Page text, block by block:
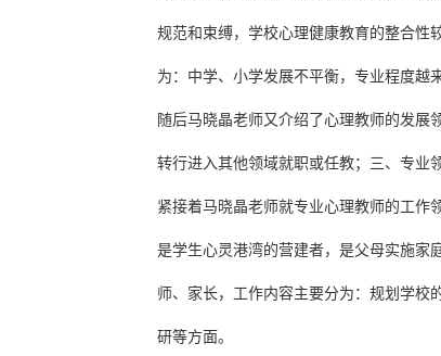
规范和束缚，学校心理健康教育的整合性
为：中学、小学发展不平衡，专业程度越
随后马晓晶老师又介绍了心理教师的发
转行进入其他领域就职或任教；三、专业
紧接着马晓晶老师就专业心理教师的工作
是学生心灵港湾的营建者，是父母实施家
师、家长，工作内容主要分为：规划学校
研等方面。